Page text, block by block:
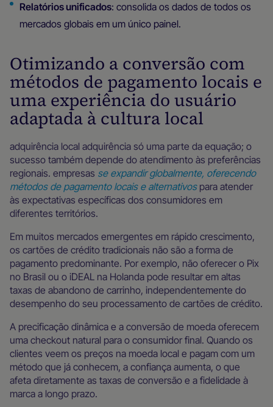
Relatórios unificados: consolida os dados de todos os
mercados globais em um único painel.
Otimizando a conversão com
métodos de pagamento locais e
uma experiência do usuário
adaptada à cultura local
adquirência local adquirência só uma parte da equação; o
sucesso também depende do atendimento às preferências
regionais. empresas se expandir globalmente, oferecendo
métodos de pagamento locais e alternativospara atender
às expectativas específicas dos consumidores em
diferentes territórios.
Em muitos mercados emergentes em rápido crescimento,
os cartões de crédito tradicionais não são a forma de
pagamento predominante. Por exemplo, não oferecer o Pix
no Brasil ou o iDEAL na Holanda pode resultar em altas
taxas de abandono de carrinho, independentemente do
desempenho do seu processamento de cartões de crédito.
A precificação dinâmica e a conversão de moeda oferecem
uma checkout natural para o consumidor final. Quando os
clientes veem os preços na moeda local e pagam com um
método que já conhecem, a confiança aumenta, o que
afeta diretamente as taxas de conversão e a fidelidade à
marca a longo prazo.